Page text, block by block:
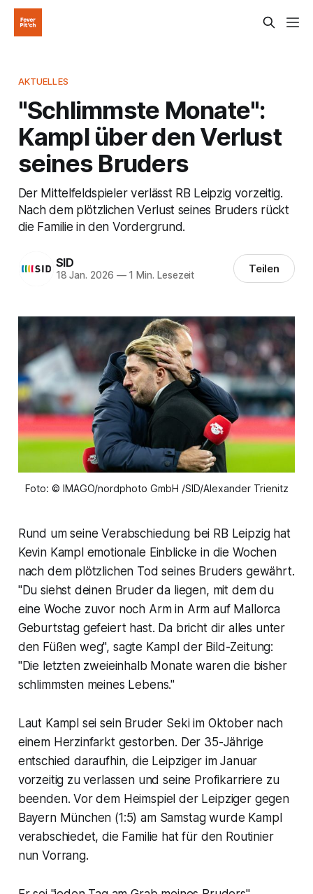
AKTUELLES
"Schlimmste Monate":
Kampl über den Verlust
seines Bruders
Der Mittelfeldspieler verlässt RB Leipzig vorzeitig.
Nach dem plötzlichen Verlust seines Bruders rückt
die Familie in den Vordergrund.
SID
18 Jan. 2026 —1 Min. Lesezeit Teilen
Foto: © IMAGO/nordphoto GmbH /SID/Alexander Trienitz
Rund um seine Verabschiedung bei RB Leipzig hat
Kevin Kampl emotionale Einblicke in die Wochen
nach dem plötzlichen Tod seines Bruders gewährt.
"Du siehst deinen Bruder da liegen, mit dem du
eine Woche zuvor noch Arm in Arm auf Mallorca
Geburtstag gefeiert hast. Da bricht dir alles unter
den Füßen weg", sagte Kampl der Bild-Zeitung:
"Die letzten zweieinhalb Monate waren die bisher
schlimmsten meines Lebens."
Laut Kampl sei sein Bruder Seki im Oktober nach
einem Herzinfarkt gestorben. Der 35-Jährige
entschied daraufhin, die Leipziger im Januar
vorzeitig zu verlassen und seine Profikarriere zu
beenden. Vor dem Heimspiel der Leipziger gegen
Bayern München (1:5) am Samstag wurde Kampl
verabschiedet, die Familie hat für den Routinier
nun Vorrang.